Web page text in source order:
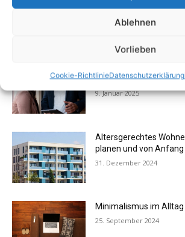
Ablehnen
Vorlieben
Cookie-RichtlinieDatenschutzerklärung
klassisch
29. März 2025
lohnenswert
9. Januar 2025
Altersgerechtes
planen und von
31. Dezember 2024
Minimalismus im Alltag
25. September 2024